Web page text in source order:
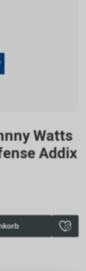
Watts
Addix